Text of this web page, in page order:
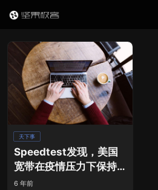
天下事
Speedtest发现，美国
宽带在疫情压力下保持
稳定
6 年前